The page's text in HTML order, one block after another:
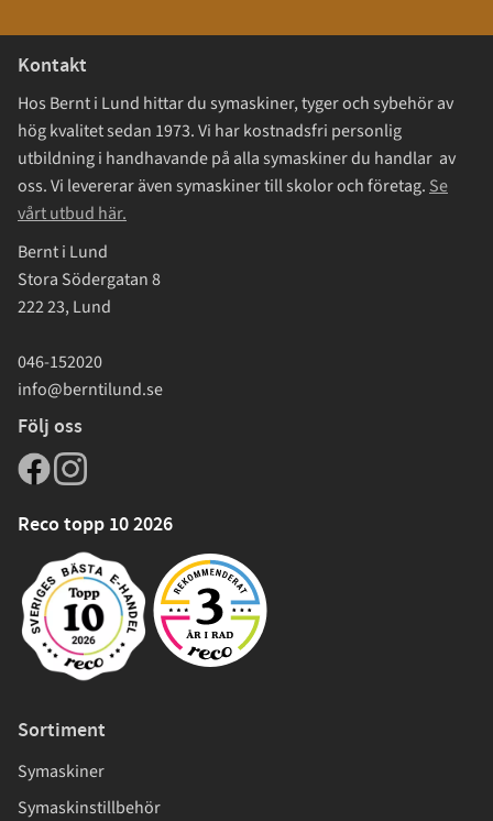
Kontakt
Hos Bernt i Lund hittar du symaskiner, tyger och sybehör av
hög kvalitet sedan 1973. Vi har kostnadsfri personlig
utbildning i handhavande på alla symaskiner du handlar av
oss. Vi levererar även symaskiner till skolor och företag. Se
vårt utbud här.
Bernt i Lund
Stora Södergatan 8
222 23, Lund
046-152020
info@berntilund.se
Följ oss
Reco topp 10 2026
Sortiment
Symaskiner
Symaskinstillbehör